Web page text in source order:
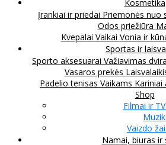
Kosmetika
Įrankiai ir priedai Priemonės nuo
Odos priežiūra
Kvepalai Vaikai Vonia ir
Sportas ir
Sporto aksesuarai Važiavimas
Vasaros prekės
Padelio tenisas Vaikams Kariniai
Shop
Filmai ir
Vaizdo
Namai, biuras ir